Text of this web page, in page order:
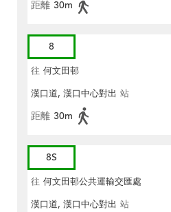
距離 30m
8
往 何文田邨
漢口道, 漢口中心對出 站
距離 30m
8S
往 何文田邨公共運輸交匯處
漢口道, 漢口中心對出 站